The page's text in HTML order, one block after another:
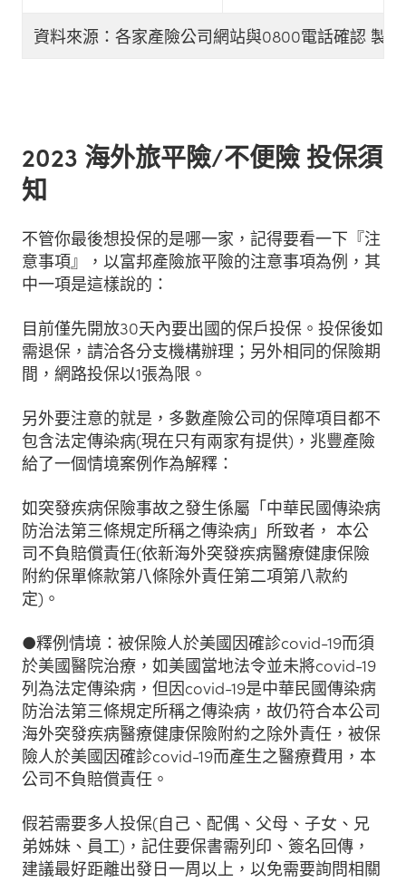
資料來源：各家產險公司網站與0800電話確認 製
2023 海外旅平險/不便險 投保須
知
不管你最後想投保的是哪一家，記得要看一下『注
意事項』，以富邦產險旅平險的注意事項為例，其
中一項是這樣說的：
目前僅先開放30天內要出國的保戶投保。投保後如
需退保，請洽各分支機構辦理；另外相同的保險期
間，網路投保以1張為限。
另外要注意的就是，多數產險公司的保障項目都不
包含法定傳染病(現在只有兩家有提供)，兆豐產險
給了一個情境案例作為解釋：
如突發疾病保險事故之發生係屬「中華民國傳染病
防治法第三條規定所稱之傳染病」所致者， 本公
司不負賠償責任(依新海外突發疾病醫療健康保險
附約保單條款第八條除外責任第二項第八款約
定)。
●釋例情境：被保險人於美國因確診covid-19而須
於美國醫院治療，如美國當地法令並未將covid-19
列為法定傳染病，但因covid-19是中華民國傳染病
防治法第三條規定所稱之傳染病，故仍符合本公司
海外突發疾病醫療健康保險附約之除外責任，被保
險人於美國因確診covid-19而產生之醫療費用，本
公司不負賠償責任。
假若需要多人投保(自己、配偶、父母、子女、兄
弟姊妹、員工)，記住要保書需列印、簽名回傳，
建議最好距離出發日一周以上，以免需要詢問相關